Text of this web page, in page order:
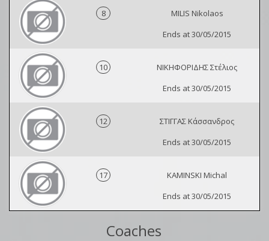
8
MILIS Nikolaos
Ends at 30/05/2015
10
ΝΙΚΗΦΟΡΙΔΗΣ Στέλιος
Ends at 30/05/2015
12
ΣΤΙΓΓΑΣ Κάσσανδρος
Ends at 30/05/2015
17
KAMINSKI Michal
Ends at 30/05/2015
Coaches